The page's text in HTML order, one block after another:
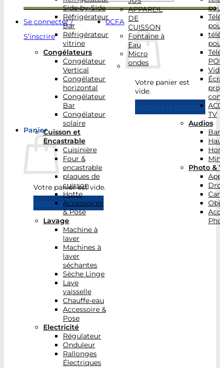
Se connecter /
S’inscrire
0CFA
Votre panier est
vide.
Retour à la boutique
Panier
Votre panier est vide.
Retour à la boutique
Side-by-Side
Réfrigérateur
Bar
Réfrigérateur
vitrine
Congélateurs
Congélateur
Vertical
Congélateur
horizontal
Congélateur
Bar
Congélateur
solaire
Cuisson et
Encastrable
Cuisinière
Four &
encastrable
plaques de
cuisson
Hotte
Accessoires
& Pose
Lavage
Machine à
laver
Machines à
laver
séchantes
Sèche Linge
Lave
vaisselle
Chauffe-eau
Accessoire &
Pose
Electricité
Régulateur
Onduleur
Rallonges
Électriques
APPAREIL
DE
CUISSON
Fontaine à
Eau
Micro
ondes
TV
Audios
Photo &